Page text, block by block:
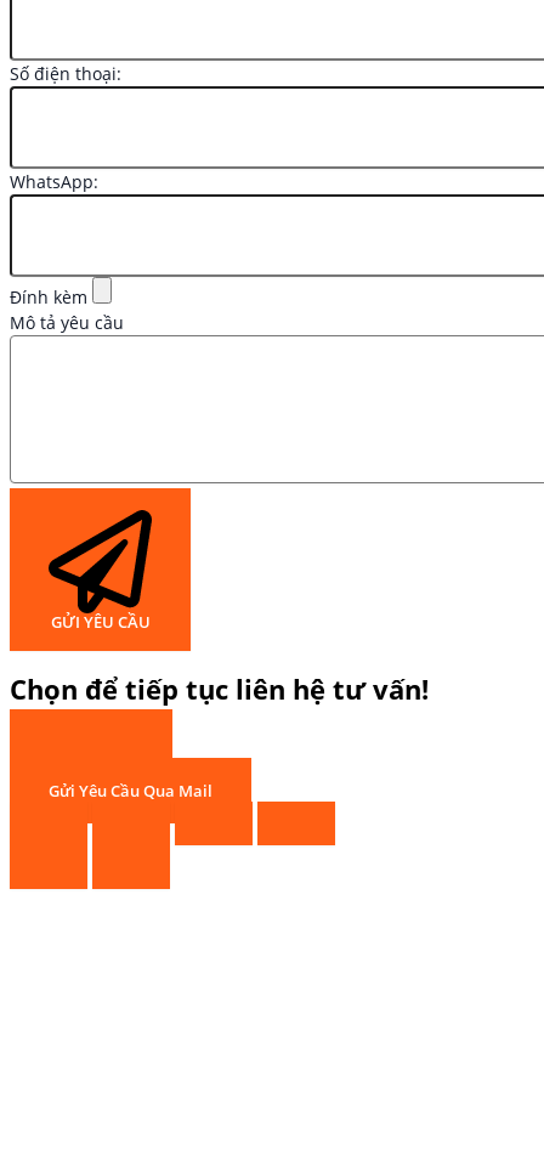
Số điện thoại:
WhatsApp:
Đính kèm
Mô tả yêu cầu
GỬI YÊU CẦU
Chọn để tiếp tục liên hệ tư vấn!
Gửi Yêu Cầu Qua Mail